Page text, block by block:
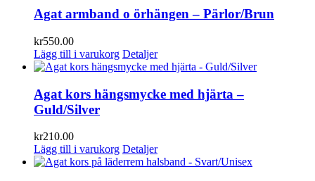
Agat armband o örhängen – Pärlor/Brun
kr550.00
Lägg till i varukorg Detaljer
Agat kors hängsmycke med hjärta –
Guld/Silver
kr210.00
Lägg till i varukorg Detaljer